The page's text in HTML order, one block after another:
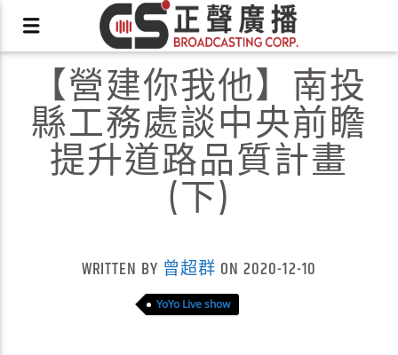
X
【營建你我他】南投
縣工務處談中央前瞻
提升道路品質計畫
(下)
WRITTEN BY 曾超群 ON 2020-12-10
YoYo Live show